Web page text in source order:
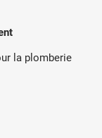
la plomberie